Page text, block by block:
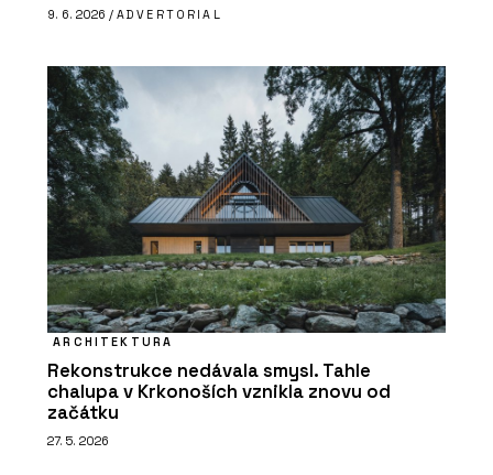
9. 6. 2026 / ADVERTORIAL
ARCHITEKTURA
Rekonstrukce nedávala smysl. Tahle
chalupa v Krkonoších vznikla znovu od
začátku
27. 5. 2026